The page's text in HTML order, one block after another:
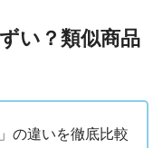
い？類似商品
の違いを徹底比較